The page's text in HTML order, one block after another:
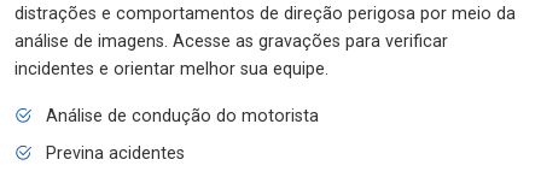
distrações e comportamentos de direção perigosa por meio da
análise de imagens. Acesse as gravações para verificar
incidentes e orientar melhor sua equipe.
Análise de condução do motorista
Previna acidentes